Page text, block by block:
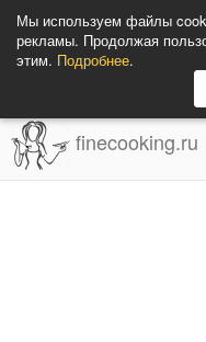
Мы используем файлы
рекламы. Продолжая
этим. Подробнее.
finecooking.ru